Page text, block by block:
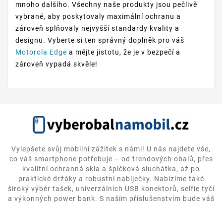
mnoho dalšího. Všechny naše produkty jsou pečlivě
vybrané, aby poskytovaly maximální ochranu a
zároveň splňovaly nejvyšší standardy kvality a
designu. Vyberte si ten správný doplněk pro váš
Motorola Edge a mějte jistotu, že je v bezpečí a
zároveň vypadá skvěle!
Vylepšete svůj mobilní zážitek s námi! U nás najdete vše,
co váš smartphone potřebuje – od trendových obalů, přes
kvalitní ochranná skla a špičková sluchátka, až po
praktické držáky a robustní nabíječky. Nabízíme také
široký výběr tašek, univerzálních USB konektorů, selfie tyčí
a výkonných power bank. S naším příslušenstvím bude váš